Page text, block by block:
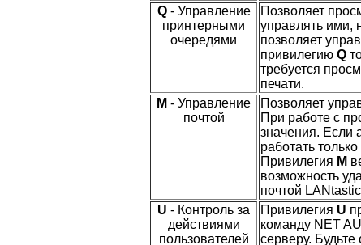
Q- Управление
принтерными
очередями
Позволяет
управлять ими,
позволяет
привилегию Q
требуется
печати.
M - Управление
почтой
Позволяет
При работе с
значения. Если
работать
Привилегия M
возможность
почтой
U - Контроль за
действиями
пользователей
Привилегия U
команду NET
серверу.